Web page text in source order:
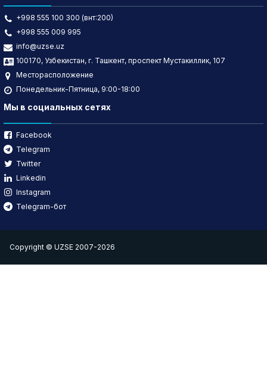
+998 555 100 300 (внт:200)
+998 555 009 995
info@uzse.uz
100170, Узбекистан, г. Ташкент, проспект Мустакиллик, 107
Месторасположение
Понедельник-Пятница, 9:00-18:00
Мы в социальных сетях
Facebook
Telegram
Twitter
Linkedin
Instagram
Telegram-бот
Copyright © UZSE 2007-2026